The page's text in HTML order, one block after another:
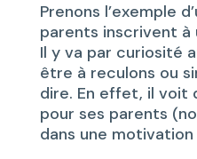
Prenons l’exemple
parents inscrivent à
Il y va par curiosité
être à reculons ou
dire. En effet, il voit
pour ses parents
dans une